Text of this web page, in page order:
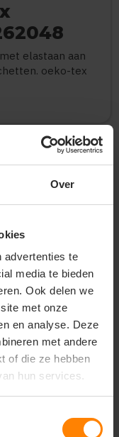
Over
advertenties te
media te bieden
Ook delen we
met onze
en analyse. Deze
met andere
of die ze hebben
hun services.
elastaan aan
oeko-tex
ook leuk